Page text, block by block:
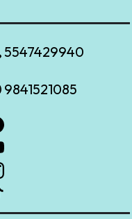
5547429940
9841521085